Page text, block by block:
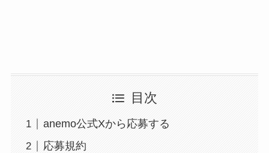
目次
anemo公式Xから応募する
応募規約